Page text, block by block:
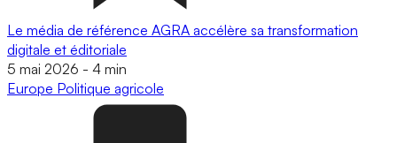
Le média de référence AGRA accélère sa transformation
digitale et éditoriale
5 mai 2026 - 4 min
Europe Politique agricole